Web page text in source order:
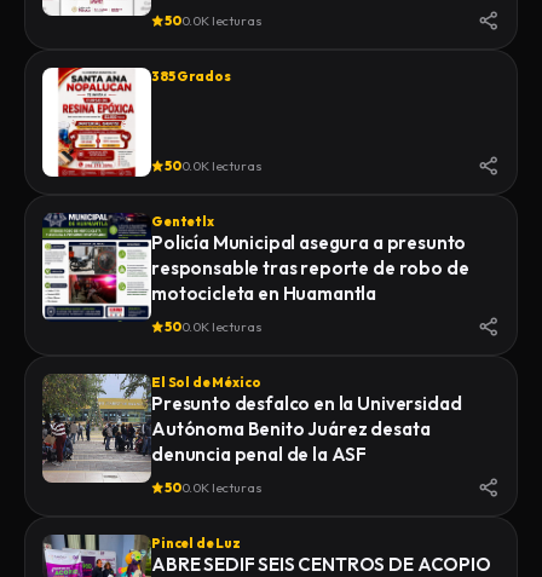
500.0K lecturas
385 Grados
500.0K lecturas
Gentetlx
Policía Municipal asegura a presunto
responsable tras reporte de robo de
motocicleta en Huamantla
500.0K lecturas
El Sol de México
Presunto desfalco en la Universidad
Autónoma Benito Juárez desata
denuncia penal de la ASF
500.0K lecturas
Pincel de Luz
ABRE SEDIF SEIS CENTROS DE ACOPIO